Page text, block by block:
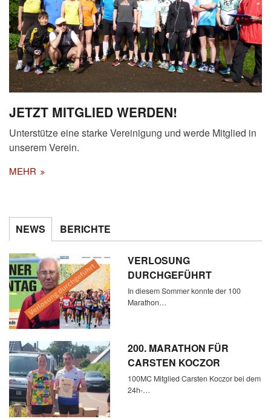
JETZT MITGLIED WERDEN!
Unterstütze eine starke Vereinigung und werde Mitglied in
unserem Verein.
MEHR
NEWS BERICHTE
VERLOSUNG
DURCHGEFÜHRT
In diesem Sommer konnte der 100
Marathon…
200. MARATHON FÜR
CARSTEN KOCZOR
100MC Mitglied Carsten Koczor bei dem
24h-…